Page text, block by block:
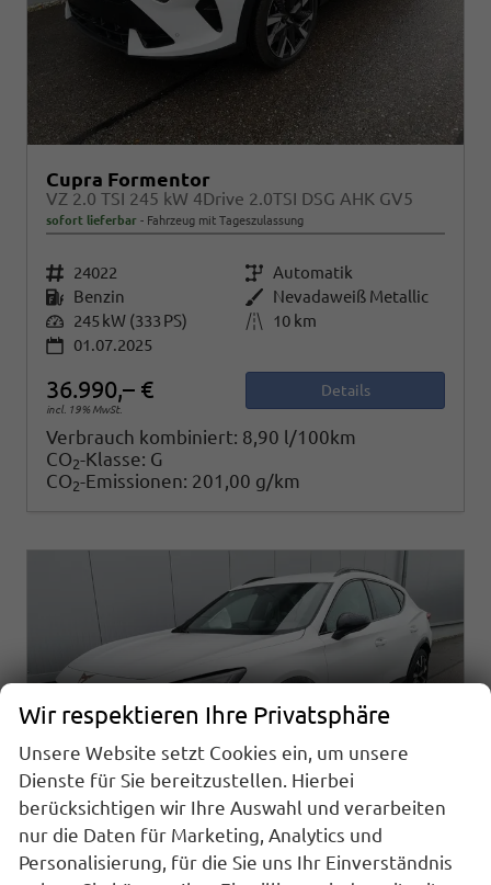
Cupra Formentor
VZ 2.0 TSI 245 kW 4Drive 2.0TSI DSG AHK GV5
sofort lieferbar Fahrzeug mit Tageszulassung
Fahrzeugnr. 24022 Getriebe Automatik
Kraftstoff Benzin Außenfarbe Nevadaweiß Metallic
Leistung 245 kW (333 PS) Kilometerstand
10 km
01.07.2025
36.990,– €
incl. 19% MwSt.
Details
Verbrauch kombiniert: 8,90 l/100km
CO2-Klasse: G
CO2-Emissionen: 201,00 g/km
Wir respektieren Ihre Privatsphäre
Unsere Website setzt Cookies ein, um unsere
Dienste für Sie bereitzustellen. Hierbei
berücksichtigen wir Ihre Auswahl und verarbeiten
nur die Daten für Marketing, Analytics und
Personalisierung, für die Sie uns Ihr Einverständnis